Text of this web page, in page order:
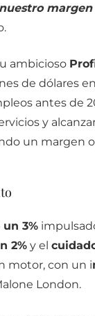
ambicioso
de dólares
antes de
y
un margen
3%
2%y el
motor, con un i
London.